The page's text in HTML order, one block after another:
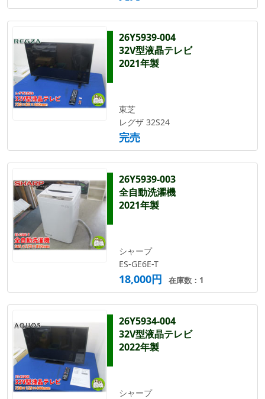
26Y5939-004
32V型液晶テレビ
2021年製
東芝
レグザ 32S24
完売
26Y5939-003
全自動洗濯機
2021年製
シャープ
ES-GE6E-T
18,000円 在庫数：1
26Y5934-004
32V型液晶テレビ
2022年製
シャープ